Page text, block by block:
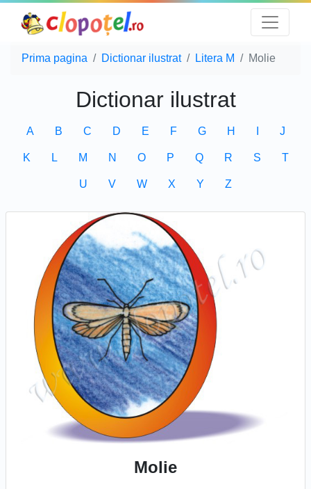
Prima pagina Dictionar ilustrat Litera M Molie
Dictionar ilustrat
A B C D E F G H J
K L M N O P Q R S T
U V W X Y Z
Molie